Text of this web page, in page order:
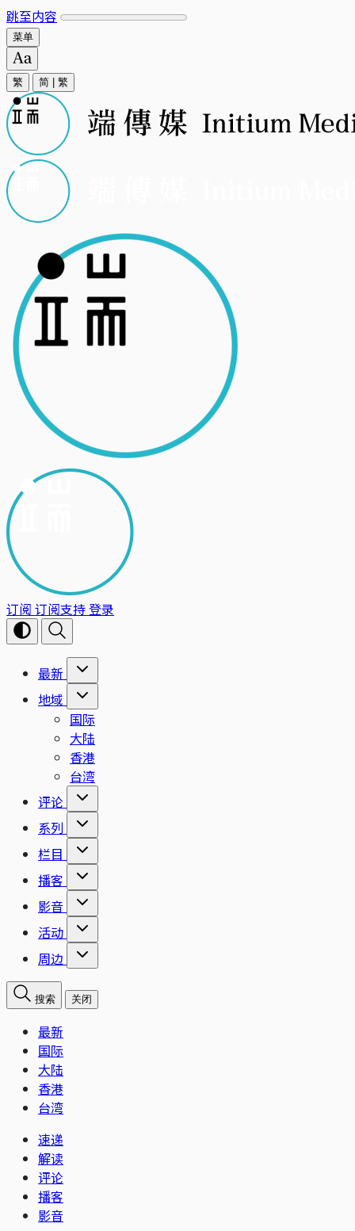
跳至内容
菜单
繁 简 繁
订阅 订阅支持登录
最新
地域
国际
大陆
香港
台湾
评论
系列
栏目
播客
影音
活动
周边
搜索 关闭
最新
国际
大陆
香港
台湾
速递
解读
评论
播客
影音